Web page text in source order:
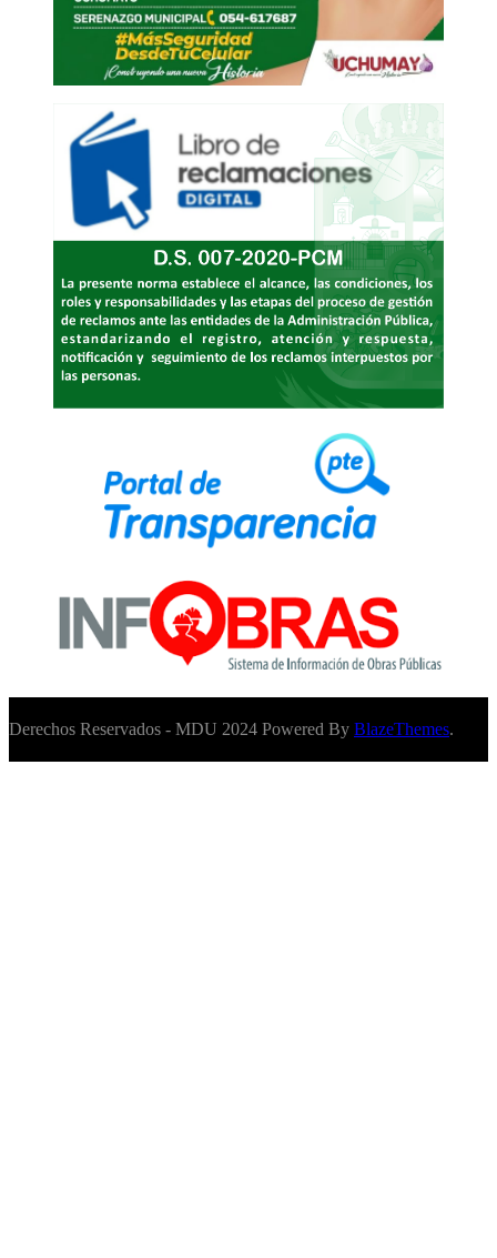
Derechos Reservados - MDU 2024 Powered By BlazeThemes.